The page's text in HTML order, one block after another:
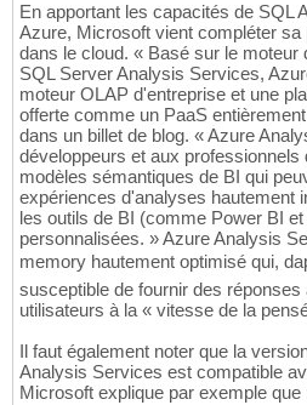
En apportant les capacités de SQL
Azure, Microsoft vient compléter sa
dans le cloud. « Basé sur le moteur
SQL Server Analysis Services,
moteur OLAP d'entreprise et une
offerte comme un PaaS
dans un billet de blog. « Azure
développeurs et aux professionnels
modèles sémantiques de BI qui
expériences d'analyses hautement
les outils de BI (comme Power BI
personnalisées. » Azure Analysis
memory hautement optimisé qui,
susceptible de fournir des réponses
utilisateurs à la « vitesse de la
Il faut également noter que la
Analysis Services est compatible
Microsoft explique par exemple que